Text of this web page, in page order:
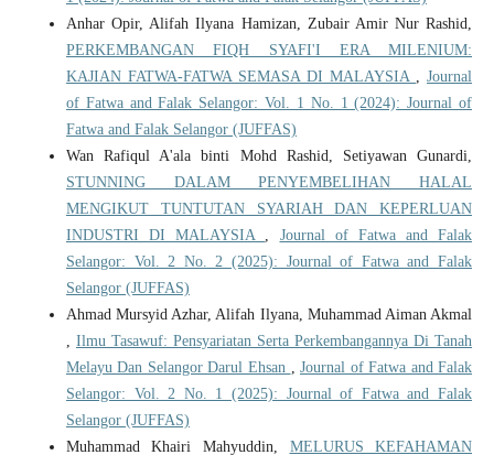
Anhar Opir, Alifah Ilyana Hamizan, Zubair Amir Nur Rashid,
PERKEMBANGAN FIQH SYAFI'I ERA MILENIUM:
KAJIAN FATWA-FATWA SEMASA DI MALAYSIA ,Journal
of Fatwa and Falak Selangor: Vol. 1 No. 1 (2024): Journal of
Fatwa and Falak Selangor (JUFFAS)
Wan Rafiqul A'ala binti Mohd Rashid, Setiyawan Gunardi,
STUNNING DALAM PENYEMBELIHAN HALAL
MENGIKUT TUNTUTAN SYARIAH DAN KEPERLUAN
INDUSTRI DI MALAYSIA , Journal of Fatwa and Falak
Selangor: Vol. 2 No. 2 (2025): Journal of Fatwa and Falak
Selangor (JUFFAS)
Ahmad Mursyid Azhar, Alifah Ilyana, Muhammad Aiman Akmal
, Ilmu Tasawuf: Pensyariatan Serta Perkembangannya Di Tanah
Melayu Dan Selangor Darul Ehsan ,Journal of Fatwa and Falak
Selangor: Vol. 2 No. 1 (2025): Journal of Fatwa and Falak
Selangor (JUFFAS)
Muhammad Khairi Mahyuddin, MELURUS KEFAHAMAN